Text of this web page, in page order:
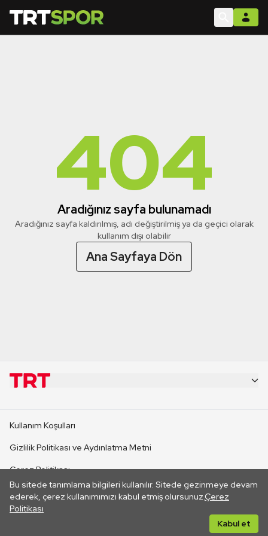
404
Aradığınız sayfa bulunamadı
Aradığınız sayfa kaldırılmış, adı değiştirilmiş ya da geçici olarak
kullanım dışı olabilir
Ana Sayfaya Dön
Bu sitede tanımlama bilgileri kullanılır. Sitede gezinmeye devam
ederek, çerez kullanımımızı kabul etmiş olursunuz.Çerez
Politikası
Kabul et
CANLI YAYINLAR
Kullanım Koşulları
Gizlilik Politikası ve Aydınlatma Metni
Çerez Politikası
İletişim
Her hakkı saklıdır. ©2026 TRT. Bağlantı yoluyla gidilen dış